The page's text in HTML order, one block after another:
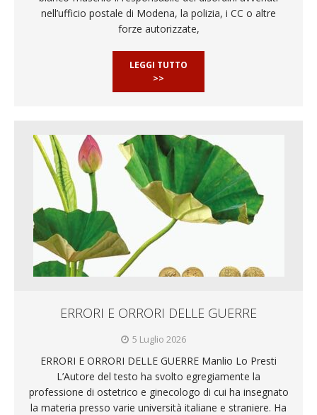
nell’ufficio postale di Modena, la polizia, i CC o altre
forze autorizzate,
LEGGI TUTTO
>>
ERRORI E ORRORI DELLE GUERRE
5 Luglio 2026
ERRORI E ORRORI DELLE GUERRE Manlio Lo Presti
L’Autore del testo ha svolto egregiamente la
professione di ostetrico e ginecologo di cui ha insegnato
la materia presso varie università italiane e straniere. Ha